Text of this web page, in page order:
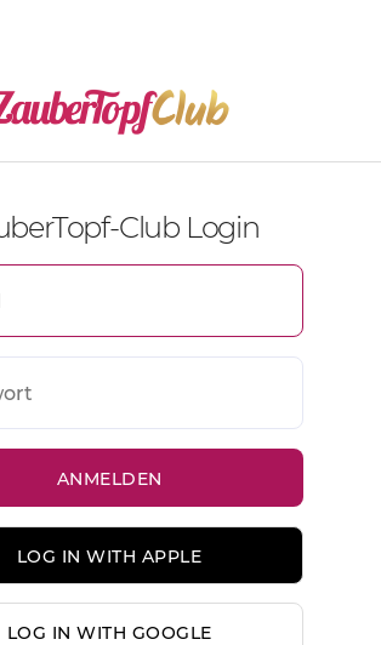
Club Login
LOG IN WITH APPLE
LOG IN WITH GOOGLE